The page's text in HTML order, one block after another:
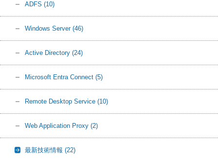
ADFS (10)
Windows Server (46)
Active Directory (24)
Microsoft Entra Connect (5)
Remote Desktop Service (10)
Web Application Proxy (2)
最新技術情報 (22)